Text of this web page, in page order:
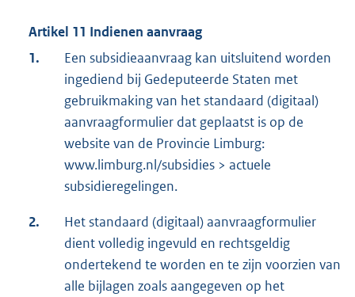
Artikel 11 Indienen aanvraag
1.
Een subsidieaanvraag kan uitsluitend worden
ingediend bij Gedeputeerde Staten met
gebruikmaking van het standaard (digitaal)
aanvraagformulier dat geplaatst is op de
website van de Provincie Limburg:
www.limburg.nl/subsidies > actuele
subsidieregelingen.
2.
Het standaard (digitaal) aanvraagformulier
dient volledig ingevuld en rechtsgeldig
ondertekend te worden en te zijn voorzien van
alle bijlagen zoals aangegeven op het